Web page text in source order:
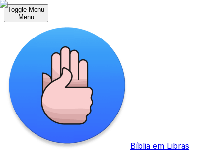
Toggle Menu
Menu
Bíblia em Libras